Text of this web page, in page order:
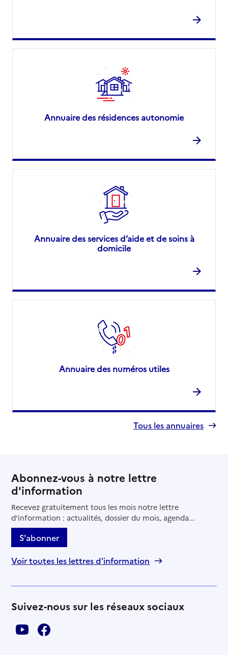
Annuaire des résidences autonomie
Annuaire des services d’aide et de soins à
domicile
Annuaire des numéros utiles
Tous les annuaires
Abonnez-vous à notre lettre
d'information
Recevez gratuitement tous les mois notre lettre
d'information : actualités, dossier du mois, agenda...
S'abonner
Voir toutes les lettres d'information
Suivez-nous sur les réseaux sociaux